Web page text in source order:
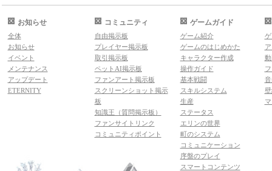
お知らせ
全体
お知らせ
イベント
メンテナンス
アップデート
ETERNITY
コミュニティ
自由掲示板
プレイヤー掲示板
取引掲示板
ペットAI掲示板
ファンアート掲示板
スクリーンショット掲示
板
知識王（質問掲示板）
ファンサイトリンク
コミュニティポイント
ゲームガイド
ゲーム紹介
ゲームのはじめかた
キャラクター作成
操作ガイド
基本戦闘
スキルシステム
生産
ステータス
エリンの世界
町のシステム
コミュニケーション
序盤のプレイ
スマートコンテンツ